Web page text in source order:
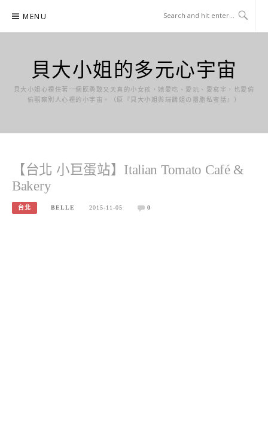
content
MENU
貝大小姐的多元心宇宙
貝大小姐心裡住著一個既勇敢又天真的小女孩，她愛吃、愛玩、愛寫字，也愛偷
偷觀察別人心裡的小宇宙。（原『貝大小姐與瑞餚姐の囂脂私蜜話』）
【台北 小巨蛋站】Italian Tomato Café &
Bakery
台北 BELLE 2015-11-05 0